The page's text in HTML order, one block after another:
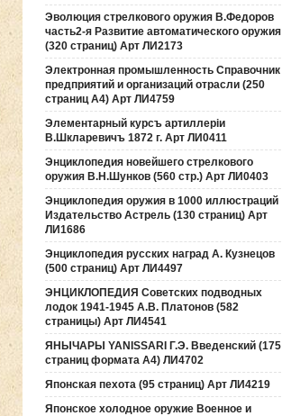
Эволюция стрелкового оружия В.Федоров
часть2-я Развитие автоматического оружия
(320 страниц) Арт ЛИ2173
Электронная промышленность Справочник
предприятий и организаций отрасли (250
страниц А4) Арт ЛИ4759
Элементарный курсъ артиллерiи
В.Шкларевичъ 1872 г. Арт ЛИ0411
Энциклопедия новейшего стрелкового
оружия В.Н.Шунков (560 стр.) Арт ЛИ0403
Энциклопедия оружия в 1000 иллюстраций
Издательство Астрель (130 страниц) Арт
ЛИ1686
Энциклопедия русских наград А. Кузнецов
(500 страниц) Арт ЛИ4497
ЭНЦИКЛОПЕДИЯ Советских подводных
лодок 1941-1945 А.В. Платонов (582
страницы) Арт ЛИ4541
ЯНЫЧАРЫ YANISSARI Г.Э. Введенский (175
страниц формата А4) ЛИ4702
Японская пехота (95 страниц) Арт ЛИ4219
Японское холодное оружие Военное и